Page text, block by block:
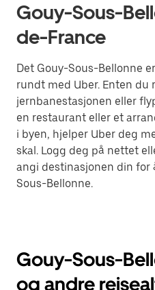
Gouy-Sous-
de-France
Det Gouy-Sous-Bellonne
rundt med Uber. Enten du
jernbanestasjonen eller
en restaurant eller et
i byen, hjelper Uber deg
skal. Logg deg på nettet
angi destinasjonen din for
Sous-Bellonne.
Gouy-Sous-
og andre